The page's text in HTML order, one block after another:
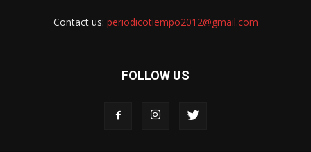
Contact us: periodicotiempo2012@gmail.com
FOLLOW US